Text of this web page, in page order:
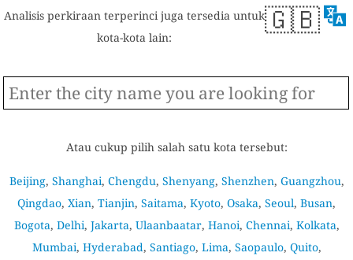
🇬🇧
Analisis perkiraan terperinci juga tersedia untuk
kota-kota lain:
Atau cukup pilih salah satu kota tersebut:
Beijing, Shanghai, Chengdu, Shenyang, Shenzhen, Guangzhou,
Qingdao, Xian, Tianjin, Saitama, Kyoto, Osaka, Seoul, Busan,
Bogota, Delhi, Jakarta, Ulaanbaatar, Hanoi, Chennai, Kolkata,
Mumbai, Hyderabad, Santiago, Lima, Saopaulo, Quito,